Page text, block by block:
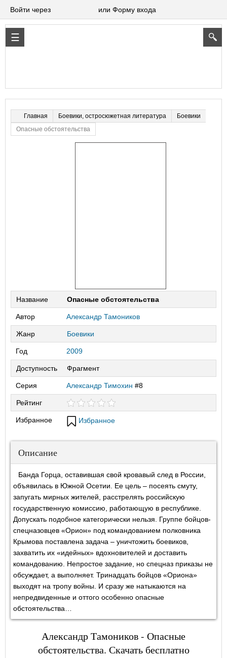
Войти через или Форму входа
Главная Боевики, остросюжетная литература
Боевики
Опасные обстоятельства
Название Опасные обстоятельства
Автор Александр Тамоников
Жанр Боевики
Год 2009
Доступность Фрагмент
Серия Александр Тимохин #8
Рейтинг
Избранное Избранное
Описание
Банда Горца, оставившая свой кровавый след в России,
объявилась в Южной Осетии. Ее цель – посеять смуту,
запугать мирных жителей, расстрелять российскую
государственную комиссию, работающую в республике.
Допускать подобное категорически нельзя. Группе бойцов-
спецназовцев «Орион» под командованием полковника
Крымова поставлена задача – уничтожить боевиков,
захватить их «идейных» вдохновителей и доставить
командованию. Непростое задание, но спецназ приказы не
обсуждает, а выполняет. Тринадцать бойцов «Ориона»
выходят на тропу войны. И сразу же натыкаются на
непредвиденные и оттого особенно опасные
обстоятельства…
Александр Тамоников - Опасные
обстоятельства. Скачать бесплатно